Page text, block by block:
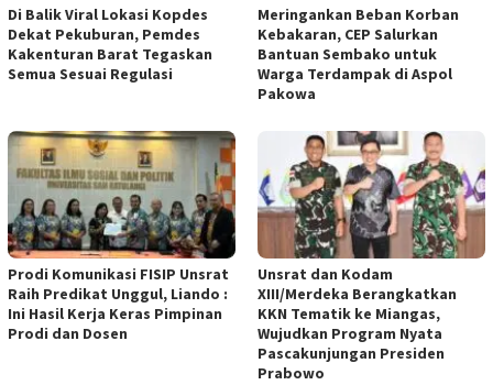
Di Balik Viral Lokasi Kopdes
Dekat Pekuburan, Pemdes
Kakenturan Barat Tegaskan
Semua Sesuai Regulasi
Meringankan Beban Korban
Kebakaran, CEP Salurkan
Bantuan Sembako untuk
Warga Terdampak di Aspol
Pakowa
Prodi Komunikasi FISIP Unsrat
Raih Predikat Unggul, Liando :
Ini Hasil Kerja Keras Pimpinan
Prodi dan Dosen
Unsrat dan Kodam
XIII/Merdeka Berangkatkan
KKN Tematik ke Miangas,
Wujudkan Program Nyata
Pascakunjungan Presiden
Prabowo